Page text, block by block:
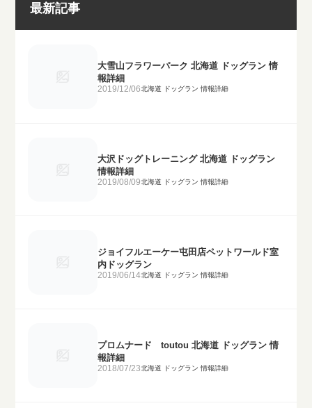
最新記事
大雪山フラワーパーク 北海道 ドッグラン 情
報詳細
2019/12/06北海道 ドッグラン 情報詳細
大沢ドッグトレーニング 北海道 ドッグラン
情報詳細
2019/08/09北海道 ドッグラン 情報詳細
ジョイフルエーケー屯田店ペットワールド室
内ドッグラン
2019/06/14北海道 ドッグラン 情報詳細
プロムナード toutou 北海道 ドッグラン 情
報詳細
2018/07/23北海道 ドッグラン 情報詳細